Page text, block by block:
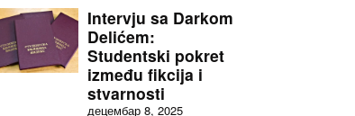
Intervju sa Darkom
Delićem:
Studentski pokret
između fikcija i
stvarnosti
децембар 8, 2025